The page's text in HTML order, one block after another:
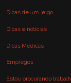
Dicas de um leigo
Dicas e notícias
Dicas Médicas
Empregos
Estou procurando